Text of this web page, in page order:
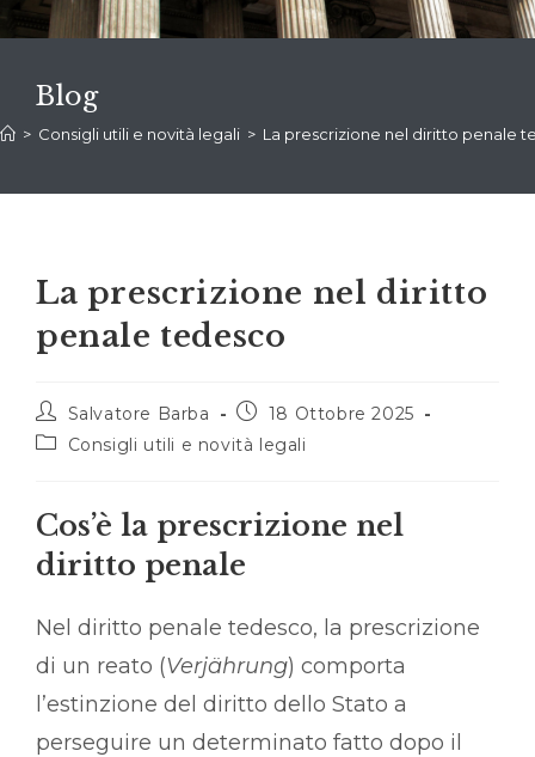
Blog
> Consigli utili e novità legali > La prescrizione nel diritto penale
La prescrizione nel diritto
penale tedesco
Autore
dell'articolo:
Salvatore Barba
Articolo
pubblicato:
18 Ottobre 2025
Categoria
Consigli utili e novità legali
Cos’è la prescrizione nel
diritto penale
Nel diritto penale tedesco, la prescrizione
di un reato (Verjährung) comporta
l’estinzione del diritto dello Stato a
perseguire un determinato fatto dopo il